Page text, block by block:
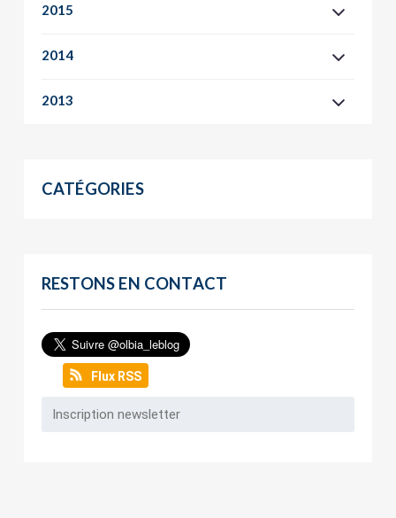
2015
2014
2013
CATÉGORIES
RESTONS EN CONTACT
Flux RSS